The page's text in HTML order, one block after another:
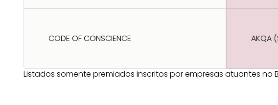
CODE OF CONSCIENCE AKQA
Listados somente premiados inscritos por empresas atuantes no